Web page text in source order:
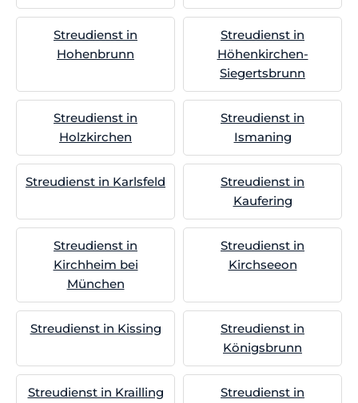
Streudienst in
Hohenbrunn
Streudienst in
Höhenkirchen-
Siegertsbrunn
Streudienst in
Holzkirchen
Streudienst in
Ismaning
Streudienst in Karlsfeld
Streudienst in
Kaufering
Streudienst in
Kirchheim bei
München
Streudienst in
Kirchseeon
Streudienst in Kissing
Streudienst in
Königsbrunn
Streudienst in Krailling
Streudienst in